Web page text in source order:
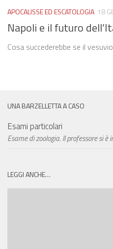
APOCALISSE ED ESCATOLOGIA 18
Napoli e il futuro
Cosa succederebbe se il
UNA BARZELLETTA A CASO
Esami particolari
Esame di zoologia. Il professore si è
LEGGI ANCHE…